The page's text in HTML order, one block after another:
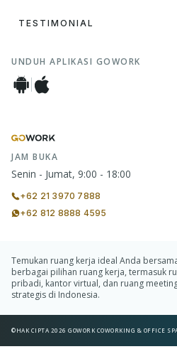
TESTIMONIAL
UNDUH APLIKASI GOWORK
JAM BUKA
Senin - Jumat, 9:00 - 18:00
+62 21 3970 7888
+62 812 8888 4595
Temukan ruang kerja ideal Anda
berbagai pilihan ruang kerja, termasuk
pribadi, kantor virtual, dan ruang
strategis di Indonesia.
©HAK CIPTA 2026 GOWORK COWORKING & OFFICE